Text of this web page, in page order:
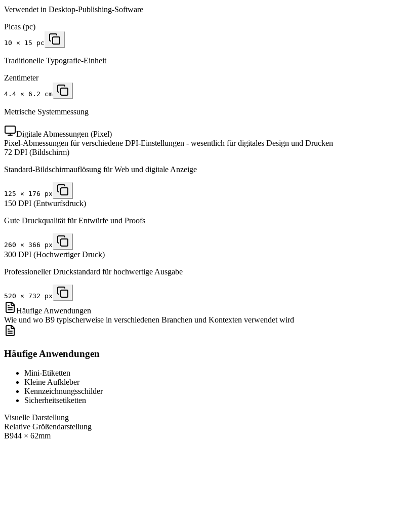
Verwendet in Desktop-Publishing-Software
Picas (pc)
10 × 15 pc
Traditionelle Typografie-Einheit
Zentimeter
4.4 × 6.2 cm
Metrische Systemmessung
Digitale Abmessungen (Pixel)
Pixel-Abmessungen für verschiedene DPI-Einstellungen - wesentlich für digitales Design und Drucken
72 DPI (Bildschirm)
Standard-Bildschirmauflösung für Web und digitale Anzeige
125 × 176 px
150 DPI (Entwurfsdruck)
Gute Druckqualität für Entwürfe und Proofs
260 × 366 px
300 DPI (Hochwertiger Druck)
Professioneller Druckstandard für hochwertige Ausgabe
520 × 732 px
Häufige Anwendungen
Wie und wo B9 typischerweise in verschiedenen Branchen und Kontexten verwendet wird
Häufige Anwendungen
Mini-Etiketten
Kleine Aufkleber
Kennzeichnungsschilder
Sicherheitsetiketten
Visuelle Darstellung
Relative Größendarstellung
B944 × 62mm